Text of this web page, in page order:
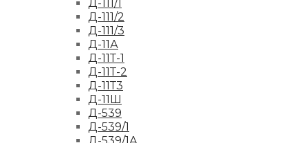
Д-111/1
Д-111/2
Д-111/3
Д-11А
Д-11Т-1
Д-11Т-2
Д-11Т3
Д-11Ш
Д-539
Д-539/1